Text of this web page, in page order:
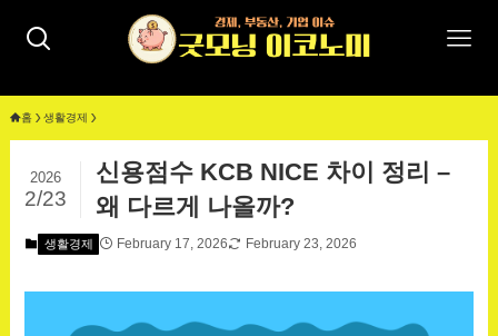
홈 생활경제
신용점수 KCB NICE 차이 정리 –
왜 다르게 나올까?
2026
2/23
생활경제 February 17, 2026 February 23, 2026